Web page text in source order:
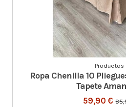
Productos
Ropa Chenilla 10
Tapete
59,90 €